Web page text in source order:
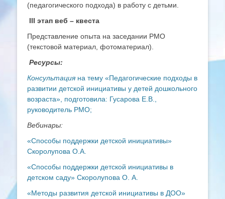
(педагогического подхода) в работу с детьми.
III этап веб – квеста
Представление опыта на заседании РМО
(текстовой материал, фотоматериал).
Ресурсы:
Консультация на тему «Педагогические подходы в
развитии детской инициативы у детей дошкольного
возраста», подготовила: Гусарова Е.В.,
руководитель РМО;
Вебинары:
«Способы поддержки детской инициативы»
Скоролупова О.А.
«Способы поддержки детской инициативы в
детском саду» Скоролупова О. А.
«Методы развития детской инициативы в ДОО»